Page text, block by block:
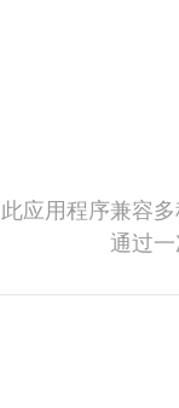
此应用程序兼容
通过